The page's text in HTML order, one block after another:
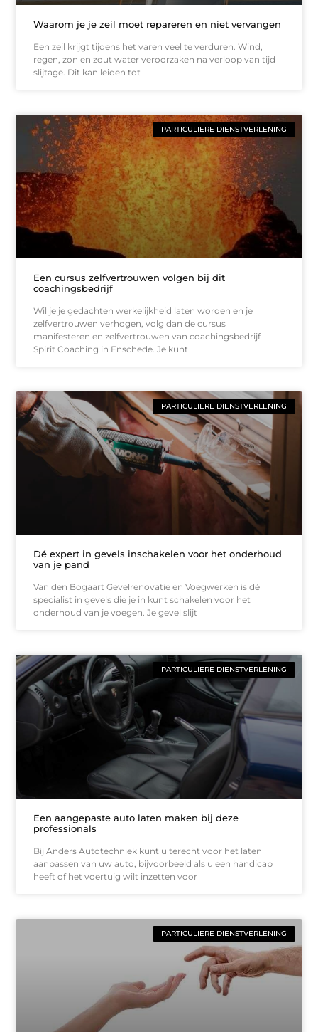
Waarom je je zeil moet repareren en niet vervangen
Een zeil krijgt tijdens het varen veel te verduren. Wind,
regen, zon en zout water veroorzaken na verloop van tijd
slijtage. Dit kan leiden tot
PARTICULIERE DIENSTVERLENING
Een cursus zelfvertrouwen volgen bij dit
coachingsbedrijf
Wil je je gedachten werkelijkheid laten worden en je
zelfvertrouwen verhogen, volg dan de cursus
manifesteren en zelfvertrouwen van coachingsbedrijf
Spirit Coaching in Enschede. Je kunt
PARTICULIERE DIENSTVERLENING
Dé expert in gevels inschakelen voor het onderhoud
van je pand
Van den Bogaart Gevelrenovatie en Voegwerken is dé
specialist in gevels die je in kunt schakelen voor het
onderhoud van je voegen. Je gevel slijt
PARTICULIERE DIENSTVERLENING
Een aangepaste auto laten maken bij deze
professionals
Bij Anders Autotechniek kunt u terecht voor het laten
aanpassen van uw auto, bijvoorbeeld als u een handicap
heeft of het voertuig wilt inzetten voor
PARTICULIERE DIENSTVERLENING